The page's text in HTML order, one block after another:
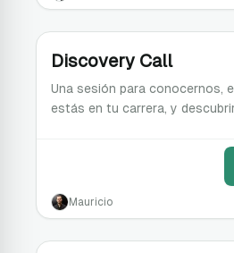
Discovery Call
Una sesión para conocernos,
estás en tu carrera, y
Mauricio